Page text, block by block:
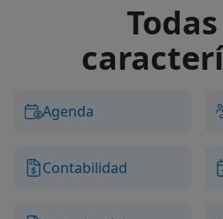
Agenda
Contabilidad